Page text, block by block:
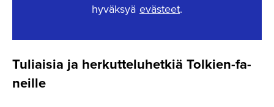
Change cookie settings
hyväksyä evästeet.
Tuliaisia ja herkutte­lu­hetkiä Tolkien-fa­
neille